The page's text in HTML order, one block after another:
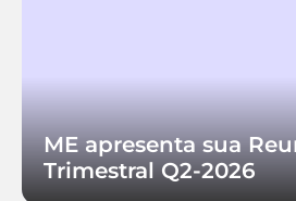
ME apresenta sua
Trimestral Q2-2026